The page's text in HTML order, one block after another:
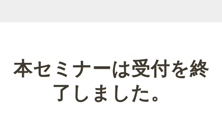
本セミナーは受付を終
了しました。